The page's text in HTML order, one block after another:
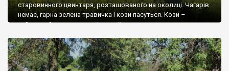
старовинного цвинтаря, розташованого на околиці. Чагарів
немає, гарна зелена травичка і кози пасуться. Кози –
найкращий регулятор шкідливої, для старих кладовищ,
бруньками, кози ті бруньки обгризають, бо то улюблений
делікатес. На цвинтарі у Голубечому ціла колекція
різноманітних форм хрестів. Село відносно невелике, […]